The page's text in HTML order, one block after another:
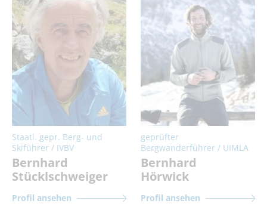
Staatl. gepr. Berg- und
Skiführer / IVBV
Bernhard
Stücklschweiger
Profil ansehen
geprüfter
Bergwanderführer / UIMLA
Bernhard
Hörwick
Profil ansehen